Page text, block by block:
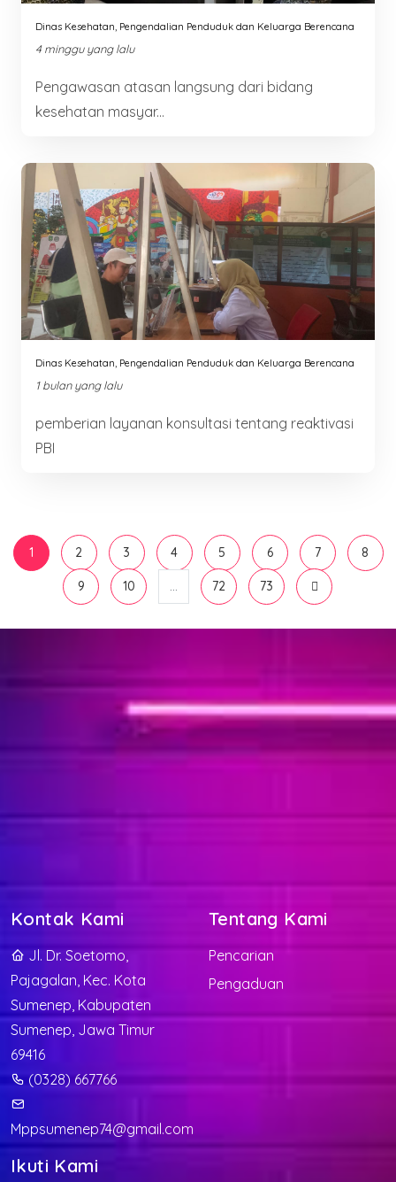
Dinas Kesehatan, Pengendalian Penduduk dan Keluarga Berencana
4 minggu yang lalu
Pengawasan atasan langsung dari bidang
kesehatan masyar...
Dinas Kesehatan, Pengendalian Penduduk dan Keluarga Berencana
1 bulan yang lalu
pemberian layanan konsultasi tentang reaktivasi
PBI
1 2 3 4 5 6 7 8
9 10 ... 72 73
Kontak Kami
Jl. Dr. Soetomo,
Pajagalan, Kec. Kota
Sumenep, Kabupaten
Sumenep, Jawa Timur
69416
(0328) 667766
Mppsumenep74@gmail.com
Tentang Kami
Pencarian
Pengaduan
Ikuti Kami